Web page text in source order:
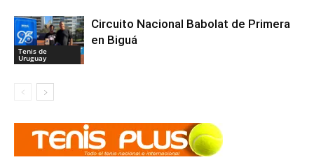
Tenis de
Uruguay
Circuito Nacional Babolat de Primera
en Biguá